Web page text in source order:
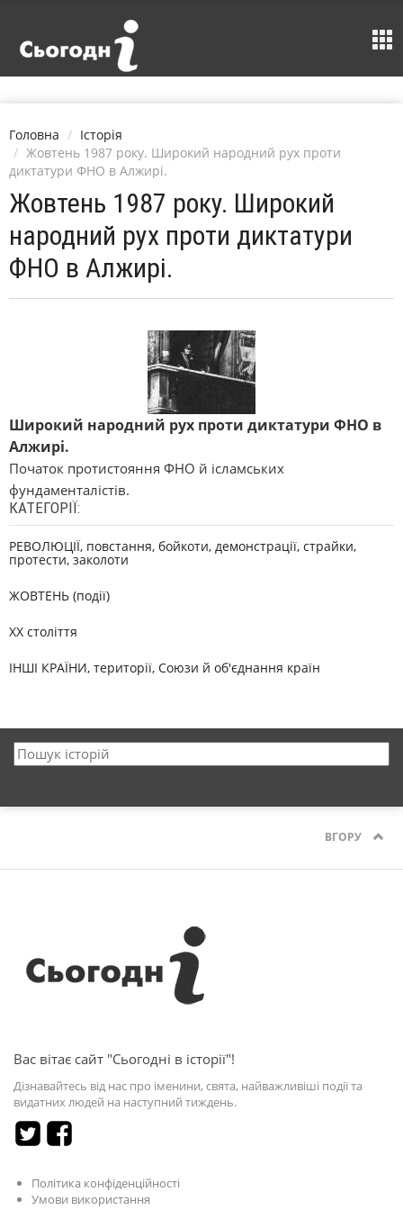
Головна
Історія
Жовтень 1987 року. Широкий народний рух проти
диктатури ФНО в Алжирі.
Жовтень 1987 року. Широкий
народний рух проти диктатури
ФНО в Алжирі.
Широкий народний рух проти диктатури ФНО в
Алжирі.
Початок протистояння ФНО й ісламських
фундаменталістів.
КАТЕГОРІЇ:
РЕВОЛЮЦІЇ, повстання, бойкоти, демонстрації, страйки,
протести, заколоти
ЖОВТЕНЬ (події)
XX століття
ІНШІ КРАЇНИ, території, Союзи й об'єднання країн
ВГОРУ
Вас вітає сайт "Сьогодні в історії"!
Дізнавайтесь від нас про іменини, свята, найважливіші події та
видатних людей на наступний тиждень.
Політика конфіденційності
Умови використання